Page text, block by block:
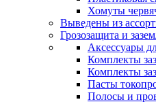
Хомуты
Выведены из
Грозозащита и
Аксессуары
Комплекты
Комплекты
Пасты
Полосы и